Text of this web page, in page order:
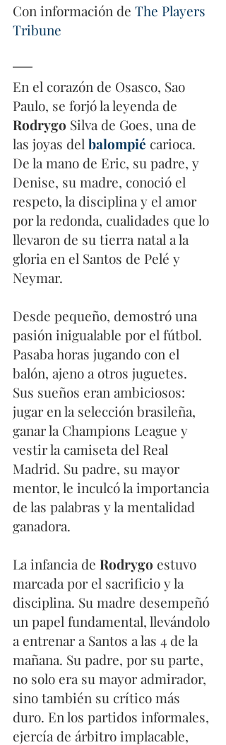
Con información de The Players
Tribune
En el corazón de Osasco, Sao
Paulo, se forjó la leyenda de
Rodrygo Silva de Goes, una de
las joyas del balompié carioca.
De la mano de Eric, su padre, y
Denise, su madre, conoció el
respeto, la disciplina y el amor
por la redonda, cualidades que lo
llevaron de su tierra natal a la
gloria en el Santos de Pelé y
Neymar.
Desde pequeño, demostró una
pasión inigualable por el fútbol.
Pasaba horas jugando con el
balón, ajeno a otros juguetes.
Sus sueños eran ambiciosos:
jugar en la selección brasileña,
ganar la Champions League y
vestir la camiseta del Real
Madrid. Su padre, su mayor
mentor, le inculcó la importancia
de las palabras y la mentalidad
ganadora.
La infancia de Rodrygo estuvo
marcada por el sacrificio y la
disciplina. Su madre desempeñó
un papel fundamental, llevándolo
a entrenar a Santos a las 4 de la
mañana. Su padre, por su parte,
no solo era su mayor admirador,
sino también su crítico más
duro. En los partidos informales,
ejercía de árbitro implacable,